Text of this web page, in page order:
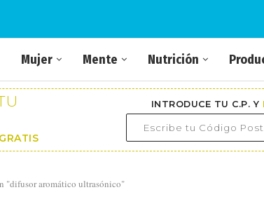
Mujer Mente Nutrición
INTRODUCE TU C.P. Y
"difusor aromático ultrasónico"